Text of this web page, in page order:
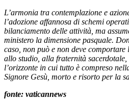
L’armonia tra contemplazione e
l’adozione affannosa di schemi
bilanciamento delle attività, ma
ministero la dimensione pasquale.
caso, non può e non deve
allo studio, alla fraternità
l’orizzonte in cui tutto è compreso
Signore Gesù, morto e risorto per la
fonte: vaticannews